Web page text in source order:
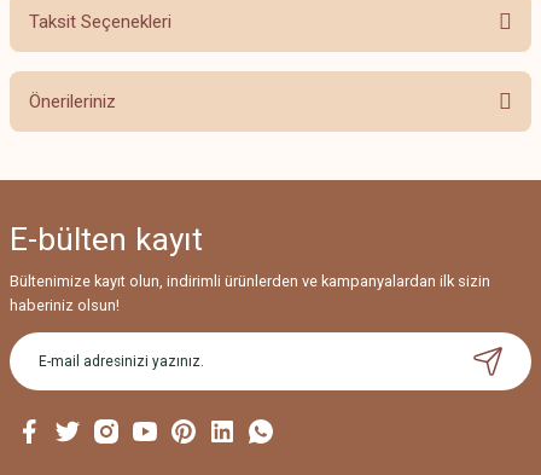
Bu ürüne ilk yorumu siz yapın!
Taksit Seçenekleri
Önerileriniz
Görüş ve önerileriniz için teşekkür ederiz.
Ürün resmi kalitesiz, bozuk veya görüntülenemiyor.
Ürün açıklamasında eksik bilgiler bulunuyor.
Ürün bilgilerinde hatalar bulunuyor.
Bu ürüne benzer farklı alternatifler olmalı.
E-bülten kayıt
Bültenimize kayıt olun, indirimli ürünlerden ve kampanyalardan ilk sizin
haberiniz olsun!